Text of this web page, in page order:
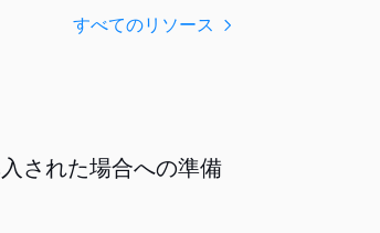
すべてのリソース
された場合への準備